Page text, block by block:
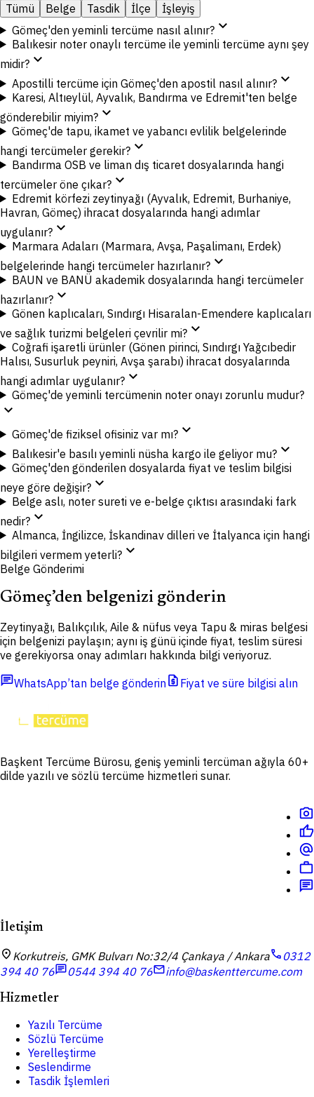
Tümü Belge Tasdik İlçe
İşleyiş
Gömeç'den yeminli tercüme nasıl alınır?expand_more
Balıkesir noter onaylı tercüme ile yeminli tercüme aynı şey
midir? expand_more
Apostilli tercüme için Gömeç'den apostil nasıl alınır?expand_more
Karesi, Altıeylül, Ayvalık, Bandırma ve Edremit'ten belge
gönderebilir miyim? expand_more
Gömeç'de tapu, ikamet ve yabancı evlilik belgelerinde
hangi tercümeler gerekir? expand_more
Bandırma OSB ve liman dış ticaret dosyalarında hangi
tercümeler öne çıkar? expand_more
Edremit körfezi zeytinyağı (Ayvalık, Edremit, Burhaniye,
Havran, Gömeç) ihracat dosyalarında hangi adımlar
uygulanır? expand_more
Marmara Adaları (Marmara, Avşa, Paşalimanı, Erdek)
belgelerinde hangi tercümeler hazırlanır? expand_more
BAUN ve BANÜ akademik dosyalarında hangi tercümeler
hazırlanır? expand_more
Gönen kaplıcaları, Sındırgı Hisaralan-Emendere kaplıcaları
ve sağlık turizmi belgeleri çevrilir mi? expand_more
Coğrafi işaretli ürünler (Gönen pirinci, Sındırgı Yağcıbedir
Halısı, Susurluk peyniri, Avşa şarabı) ihracat dosyalarında
hangi adımlar uygulanır? expand_more
Gömeç'de yeminli tercümenin noter onayı zorunlu mudur?
expand_more
Gömeç'de fiziksel ofisiniz var mı?expand_more
Balıkesir'e basılı yeminli nüsha kargo ile geliyor mu?expand_more
Gömeç'den gönderilen dosyalarda fiyat ve teslim bilgisi
neye göre değişir? expand_more
Belge aslı, noter sureti ve e-belge çıktısı arasındaki fark
nedir? expand_more
Almanca, İngilizce, İskandinav dilleri ve İtalyanca için hangi
bilgileri vermem yeterli? expand_more
Belge Gönderimi
Gömeç’den belgenizi gönderin
Zeytinyağı, Balıkçılık, Aile & nüfus veya Tapu & miras belgesi
için belgenizi paylaşın; aynı iş günü içinde fiyat, teslim süresi
ve gerekiyorsa onay adımları hakkında bilgi veriyoruz.
chatWhatsApp’tan belge gönderinrequest_quote Fiyat ve süre bilgisi alın
Başkent Tercüme Bürosu, geniş yeminli tercüman ağıyla 60+
dilde yazılı ve sözlü tercüme hizmetleri sunar.
photo_camera
thumb_up
alternate_email
work
chat
İletişim
location_on Korkutreis, GMK Bulvarı No:32/4 Çankaya / Ankaracall 0312
394 40 76chat0544 394 40 76mailinfo@baskenttercume.com
Hizmetler
Yazılı Tercüme
Sözlü Tercüme
Yerelleştirme
Seslendirme
Tasdik İşlemleri